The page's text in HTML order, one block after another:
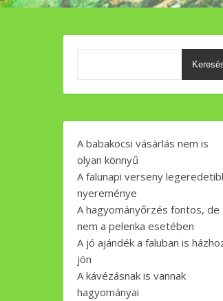
A babakocsi vásárlás nem is
olyan könnyű
A falunapi verseny
nyereménye
A hagyományőrzés fontos, de
nem a pelenka esetében
A jó ajándék a faluban is
jön
A kávézásnak is vannak
hagyományai